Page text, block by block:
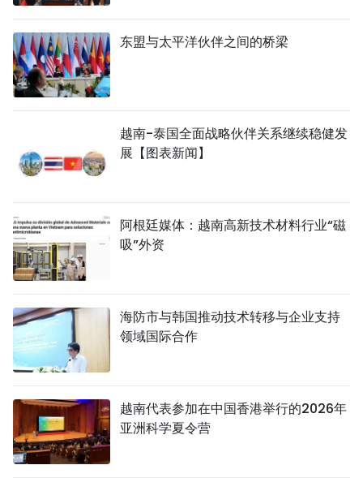
东盟与太平洋伙伴之间的桥梁
越南-泰国全面战略伙伴关系继续稳健发
展【图表新闻】
阿根廷媒体：越南高新技术材料行业“磁
吸”外资
海防市与韩国推动技术转移与企业支持
领域国际合作
越南代表参加在中国香港举行的2026年
亚洲科学夏令营